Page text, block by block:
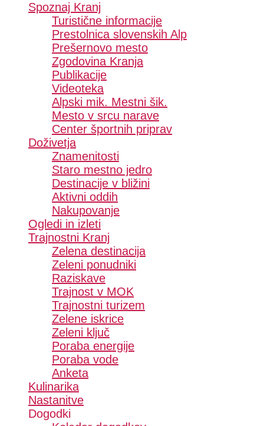
Spoznaj Kranj
Turistične informacije
Prestolnica slovenskih Alp
Prešernovo mesto
Zgodovina Kranja
Publikacije
Videoteka
Alpski mik. Mestni šik.
Mesto v srcu narave
Center športnih priprav
Doživetja
Znamenitosti
Staro mestno jedro
Destinacije v bližini
Aktivni oddih
Nakupovanje
Ogledi in izleti
Trajnostni Kranj
Zelena destinacija
Zeleni ponudniki
Raziskave
Trajnost v MOK
Trajnostni turizem
Zelene iskrice
Zeleni ključ
Poraba energije
Poraba vode
Anketa
Kulinarika
Nastanitve
Dogodki